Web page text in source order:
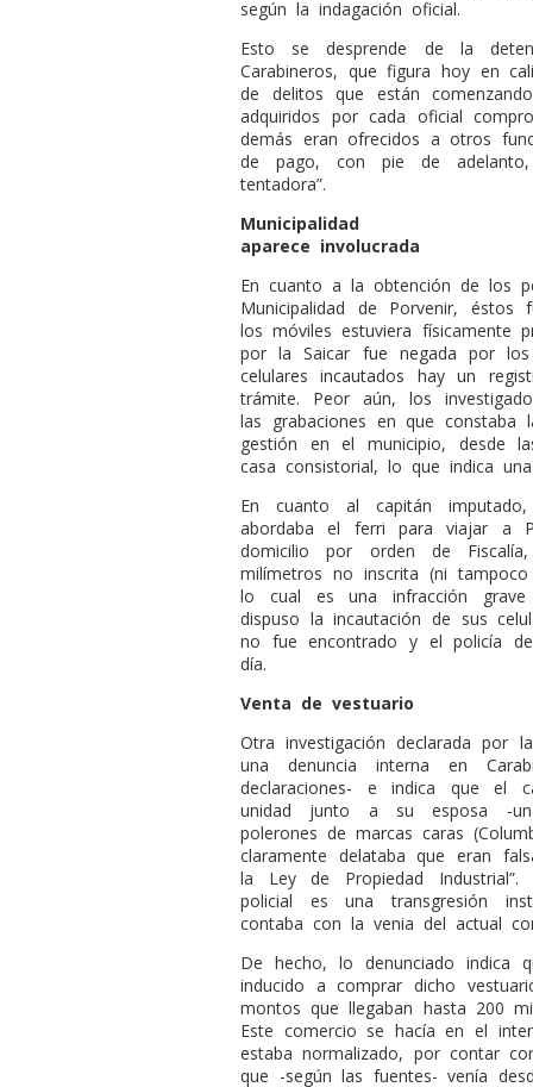
según la indagación oficial.
Esto se desprende de la
Carabineros, que figura hoy en
de delitos que están
adquiridos por cada oficial
demás eran ofrecidos a otros
de pago, con pie de
tentadora”.
Municipalidad
aparece involucrada
En cuanto a la obtención de los
Municipalidad de Porvenir,
los móviles estuviera físicamente
por la Saicar fue negada por
celulares incautados hay un
trámite. Peor aún, los
las grabaciones en que
gestión en el municipio, desde
casa consistorial, lo que indica
En cuanto al capitán
abordaba el ferri para viajar a
domicilio por orden de
milímetros no inscrita (ni
lo cual es una infracción grave
dispuso la incautación de sus
no fue encontrado y el policía
día.
Venta de vestuario
Otra investigación declarada por
una denuncia interna en
declaraciones- e indica que el
unidad junto a su esposa -
polerones de marcas caras
claramente delataba que eran
la Ley de Propiedad
policial es una transgresión
contaba con la venia del actual
De hecho, lo denunciado indica
inducido a comprar dicho
montos que llegaban hasta 200
Este comercio se hacía en el
estaba normalizado, por contar
que -según las fuentes- venía